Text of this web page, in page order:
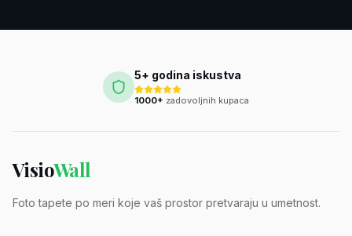
5+ godina iskustva
1000+ zadovoljnih kupaca
VisioWall
Foto tapete po meri koje vaš prostor pretvaraju u umetnost.